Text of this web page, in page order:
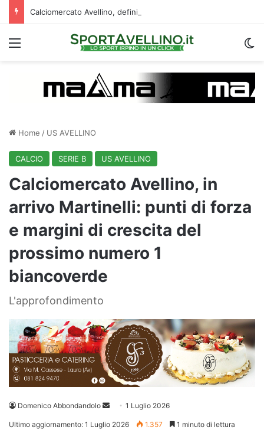
Menu
Home / US AVELLINO
CALCIO SERIE B US AVELLINO
Calciomercato Avellino, in
arrivo Martinelli: punti di forza
e margini di crescita del
prossimo numero 1
biancoverde
L'approfondimento
Domenico Abbondandolo
Invia 1 Luglio 2026
Ultimo aggiornamento: 1 Luglio 2026 1.357 1 minuto di lettura